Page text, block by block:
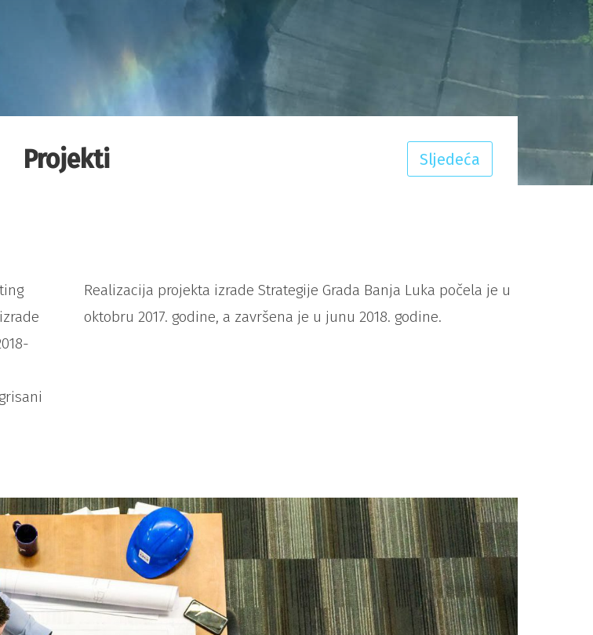
Projekti Sljedeća
Realizacija projekta izrade Strategije Grada Banja Luka počela je u
oktobru 2017. godine, a završena je u junu 2018. godine.